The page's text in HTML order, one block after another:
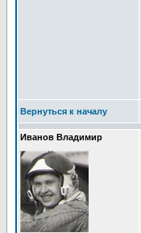
Вернуться к началу
Иванов Владимир